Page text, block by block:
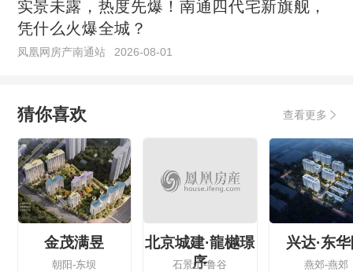
实景未露，热度先爆！南通四代宅新旗舰，
凭什么火爆全城？
凤凰网房产南通站 2026-08-01
猜你喜欢 查看更多
金茂满昱
朝阳-东坝
北京城建·龍樾璟
序
石景山-鲁谷
兴达·东
燕郊-燕郊